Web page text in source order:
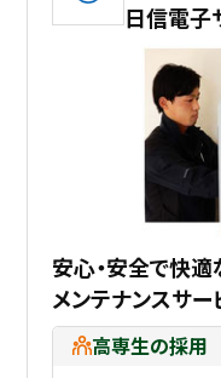
日信電子
安心・安全で快適
メンテナンスサー
高専生の採用